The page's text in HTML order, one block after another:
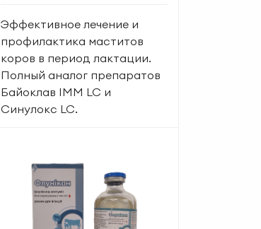
Эффективное лечение и
профилактика маститов
коров в период лактации.
Полный аналог препаратов
Байоклав IMM LC и
Синулокс LC.